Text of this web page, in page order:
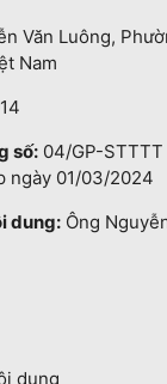
Văn Luông,
Nam
số: 04/GP-
ngày 01/03/2024
dung: Ông
dung